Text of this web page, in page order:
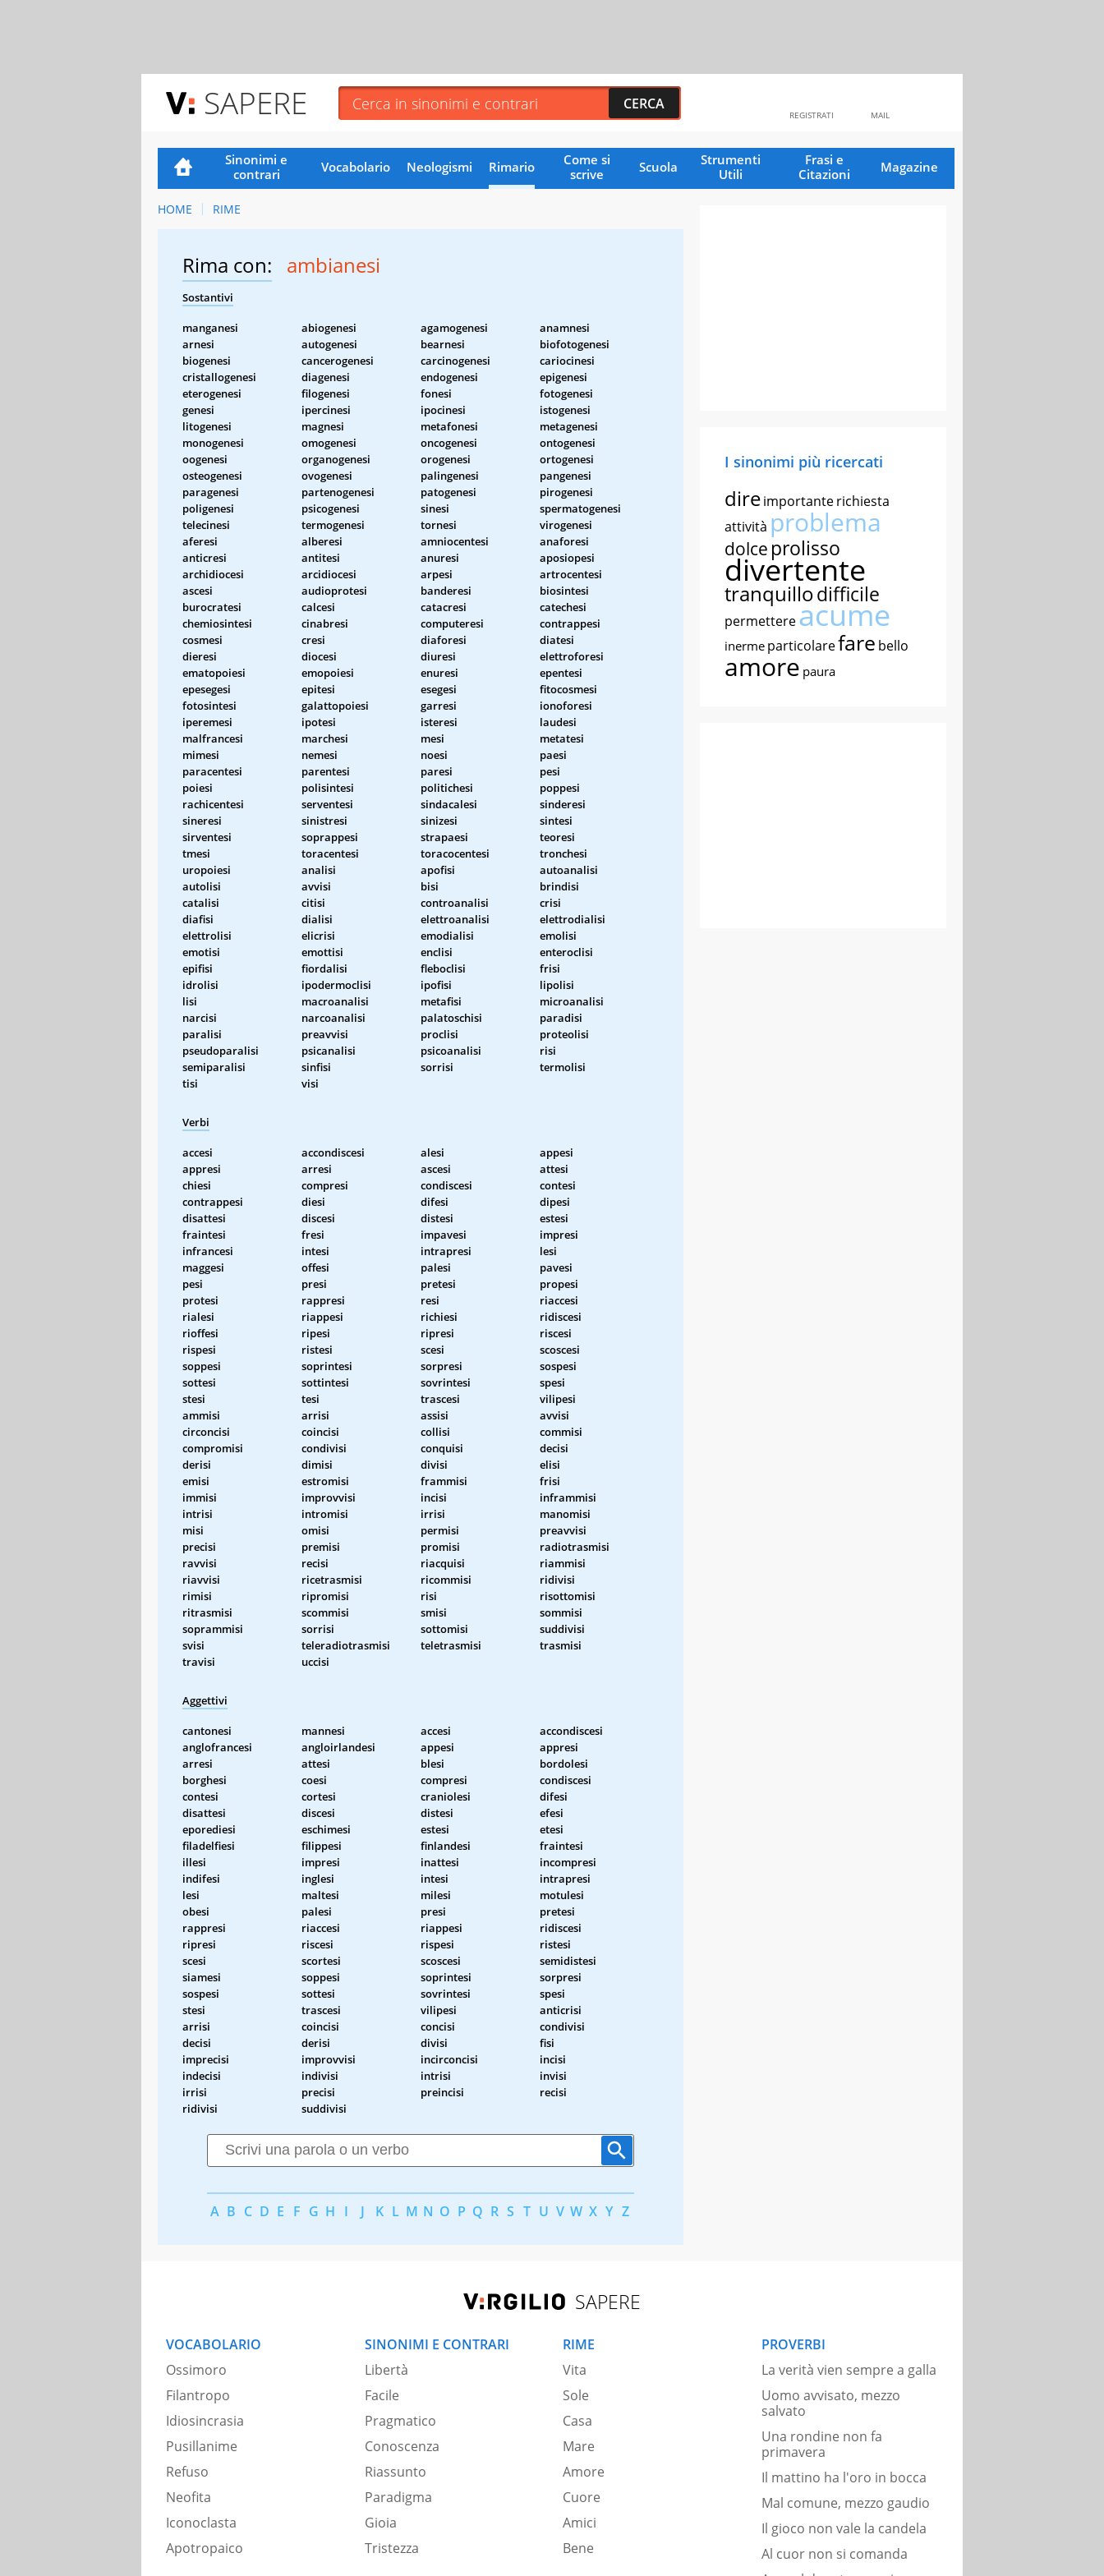
SAPERE MAIL
REGISTRATI
Sinonimi e
contrari
Vocabolario Neologismi Rimario
Come si
scrive
Scuola
Strumenti
Utili
Frasi e
Citazioni
Magazine
HOME RIME
Rima con: ambianesi
Sostantivi
manganesi abiogenesi agamogenesi
anamnesi
arnesi
autogenesi bearnesi
biofotogenesi
biogenesi
cancerogenesi carcinogenesi
cariocinesi
cristallogenesi
diagenesi endogenesi
epigenesi
eterogenesi
filogenesi fonesi
fotogenesi
genesi
ipercinesi ipocinesi
istogenesi
litogenesi
magnesi metafonesi
metagenesi
monogenesi
omogenesi oncogenesi
ontogenesi
oogenesi
organogenesi orogenesi
ortogenesi
osteogenesi
ovogenesi palingenesi
pangenesi
paragenesi
partenogenesi patogenesi
pirogenesi
poligenesi
psicogenesi sinesi
spermatogenesi
telecinesi
termogenesi tornesi
virogenesi
aferesi
alberesi amniocentesi
anaforesi
anticresi
antitesi anuresi
aposiopesi
archidiocesi
arcidiocesi arpesi
artrocentesi
ascesi
audioprotesi banderesi
biosintesi
burocratesi
calcesi catacresi
catechesi
chemiosintesi
cinabresi computeresi
contrappesi
cosmesi
cresi diaforesi
diatesi
dieresi
diocesi diuresi
elettroforesi
ematopoiesi
emopoiesi enuresi
epentesi
epesegesi
epitesi esegesi
fitocosmesi
fotosintesi
galattopoiesi garresi
ionoforesi
iperemesi
ipotesi isteresi
laudesi
malfrancesi
marchesi mesi
metatesi
mimesi
nemesi noesi
paesi
paracentesi
parentesi paresi
pesi
poiesi
polisintesi politichesi
poppesi
rachicentesi
serventesi sindacalesi
sinderesi
sineresi
sinistresi sinizesi
sintesi
sirventesi
soprappesi strapaesi
teoresi
tmesi
toracentesi toracocentesi
tronchesi
uropoiesi
analisi apofisi
autoanalisi
autolisi
avvisi bisi
brindisi
catalisi
citisi controanalisi
crisi
diafisi
dialisi elettroanalisi
elettrodialisi
elettrolisi
elicrisi emodialisi
emolisi
emotisi
emottisi enclisi
enteroclisi
epifisi
fiordalisi fleboclisi
frisi
idrolisi
ipodermoclisi ipofisi
lipolisi
lisi
macroanalisi metafisi
microanalisi
narcisi
narcoanalisi palatoschisi
paradisi
paralisi
preavvisi proclisi
proteolisi
pseudoparalisi
psicanalisi psicoanalisi
risi
semiparalisi
sinfisi sorrisi
termolisi
tisi
visi
Verbi
accesi accondiscesi alesi
appesi
appresi
arresi ascesi
attesi
chiesi
compresi condiscesi
contesi
contrappesi
diesi difesi
dipesi
disattesi
discesi distesi
estesi
fraintesi
fresi impavesi
impresi
infrancesi
intesi intrapresi
lesi
maggesi
offesi palesi
pavesi
pesi
presi pretesi
propesi
protesi
rappresi resi
riaccesi
rialesi
riappesi richiesi
ridiscesi
rioffesi
ripesi ripresi
riscesi
rispesi
ristesi scesi
scoscesi
soppesi
soprintesi sorpresi
sospesi
sottesi
sottintesi sovrintesi
spesi
stesi
tesi trascesi
vilipesi
ammisi
arrisi assisi
avvisi
circoncisi
coincisi collisi
commisi
compromisi
condivisi conquisi
decisi
derisi
dimisi divisi
elisi
emisi
estromisi frammisi
frisi
immisi
improvvisi incisi
inframmisi
intrisi
intromisi irrisi
manomisi
misi
omisi permisi
preavvisi
precisi
premisi promisi
radiotrasmisi
ravvisi
recisi riacquisi
riammisi
riavvisi
ricetrasmisi ricommisi
ridivisi
rimisi
ripromisi risi
risottomisi
ritrasmisi
scommisi smisi
sommisi
soprammisi
sorrisi sottomisi
suddivisi
svisi
teleradiotrasmisi teletrasmisi
trasmisi
travisi
uccisi
Aggettivi
cantonesi mannesi accesi
accondiscesi
anglofrancesi
angloirlandesi appesi
appresi
arresi
attesi blesi
bordolesi
borghesi
coesi compresi
condiscesi
contesi
cortesi craniolesi
difesi
disattesi
discesi distesi
efesi
eporediesi
eschimesi estesi
etesi
filadelfiesi
filippesi finlandesi
fraintesi
illesi
impresi inattesi
incompresi
indifesi
inglesi intesi
intrapresi
lesi
maltesi milesi
motulesi
obesi
palesi presi
pretesi
rappresi
riaccesi riappesi
ridiscesi
ripresi
riscesi rispesi
ristesi
scesi
scortesi scoscesi
semidistesi
siamesi
soppesi soprintesi
sorpresi
sospesi
sottesi sovrintesi
spesi
stesi
trascesi vilipesi
anticrisi
arrisi
coincisi concisi
condivisi
decisi
derisi divisi
fisi
imprecisi
improvvisi incirconcisi
incisi
indecisi
indivisi intrisi
invisi
irrisi
precisi preincisi
recisi
ridivisi
suddivisi
A B C D E F G H I J K L M N O P Q R S T U V W X Y Z
I sinonimi più ricercati
direimportanterichiesta
attività problema
dolce prolisso
divertente
tranquillodifficile
permettereacume
inerme particolarefare bello
amore paura
SAPERE
VOCABOLARIO
Ossimoro
Filantropo
Idiosincrasia
Pusillanime
Refuso
Neofita
Iconoclasta
Apotropaico
SINONIMI E CONTRARI
Libertà
Facile
Pragmatico
Conoscenza
Riassunto
Paradigma
Gioia
Tristezza
RIME
Vita
Sole
Casa
Mare
Amore
Cuore
Amici
Bene
PROVERBI
La verità vien sempre a galla
Uomo avvisato, mezzo
salvato
Una rondine non fa
primavera
Il mattino ha l'oro in bocca
Mal comune, mezzo gaudio
Il gioco non vale la candela
Al cuor non si comanda